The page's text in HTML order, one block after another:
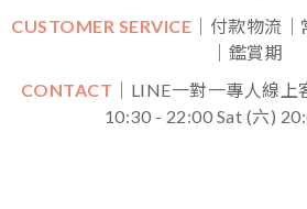
CUSTOMER SERVICE ｜付款物流
｜鑑賞期
CONTACT ｜LINE一對一專人線上
10:30 - 22:00 Sat (六)